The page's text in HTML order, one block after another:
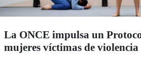
La ONCE impulsa un
mujeres víctimas de violencia